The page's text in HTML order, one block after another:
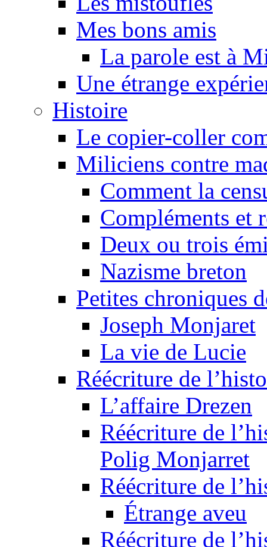
Mes bons amis
La parole est à
Une étrange
Histoire
Le copier-coller
Miliciens contre
Comment la
Compléments et
Deux ou trois
Nazisme breton
Petites chroniques
Joseph Monjaret
La vie de Lucie
Réécriture de
L’affaire Drezen
Réécriture de
Polig Monjarret
Réécriture de
Étrange aveu
Réécriture de